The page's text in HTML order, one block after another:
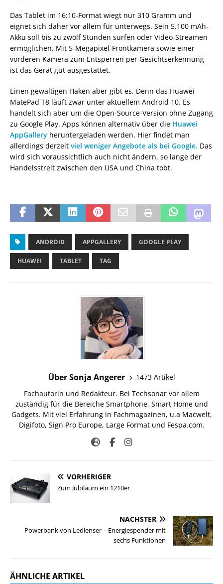
Das Tablet im 16:10-Format wiegt nur 310 Gramm und
eignet sich daher vor allem für unterwegs. Sein 5.100 mAh-
Akku soll bis zu zwölf Stunden surfen oder Video-Streamen
ermöglichen. Mit 5-Megapixel-Frontkamera sowie einer
vorderen Kamera zum Entsperren per Gesichtserkennung
ist das Gerät gut ausgestattet.
Einen gewaltigen Haken aber gibt es. Denn das Huawei
MatePad T8 läuft zwar unter aktuellem Android 10. Es
handelt sich aber um die Open-Source-Version ohne Zugang
zu Google Play. Apps können alternativ über die Huawei
AppGallery heruntergeladen werden. Hier findet man
allerdings derzeit viel weniger Angebote als bei Google. Das
wird sich voraussichtlich auch nicht ändern, so lange der
Handelsstreit zwischen den USA und China tobt.
ANDROID APPGALLERY GOOGLE PLAY
HUAWEI TABLET TAG
Über Sonja Angerer
1473 Artikel
Fachautorin und Redakteur. Bei Techsonar vor allem
zuständig für die Bereiche Smartphone, Smart Home und
Gadgets. Mit viel Erfahrung in Fachmagazinen, u.a Macwelt,
Digifoto, Sign Pro Europe, Large Format und Fespa.com.
VORHERIGER
Zum Jubiläum ein 1210er
NÄCHSTER
Powerbank von Ledlenser – Energiespender mit
sechs Funktionen
ÄHNLICHE ARTIKEL